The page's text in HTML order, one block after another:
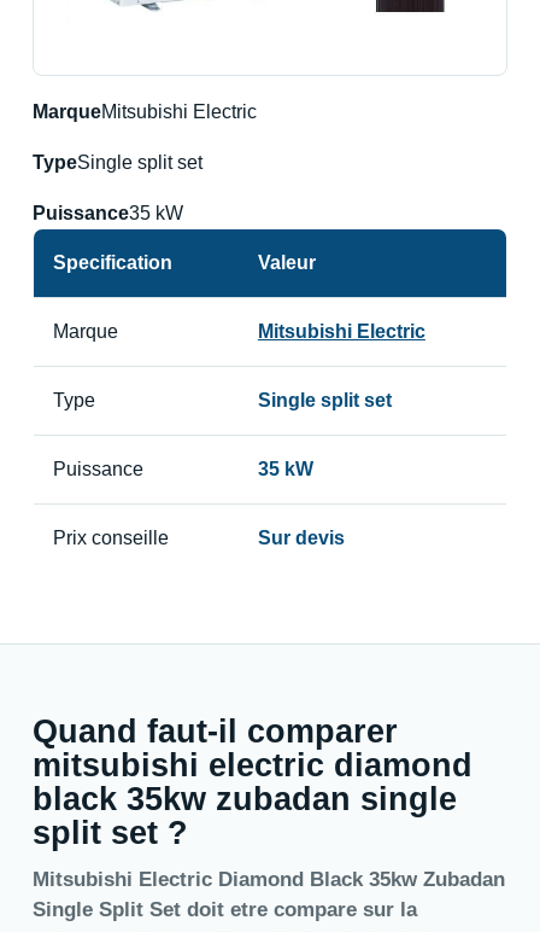
MarqueMitsubishi Electric
TypeSingle split set
Puissance35 kW
Specification Valeur
Marque Mitsubishi Electric
Type Single split set
Puissance 35 kW
Prix conseille Sur devis
Quand faut-il comparer
mitsubishi electric diamond
black 35kw zubadan single
split set ?
Mitsubishi Electric Diamond Black 35kw Zubadan
Single Split Set doit etre compare sur la